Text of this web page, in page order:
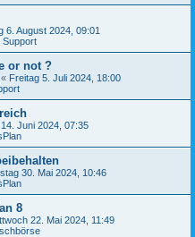
6. August 2024, 09:01
Support
or not ?
« Freitag 5. Juli 2024, 18:00
Juni 2024, 07:35
30. Mai 2024, 10:46
8
22. Mai 2024, 11:49